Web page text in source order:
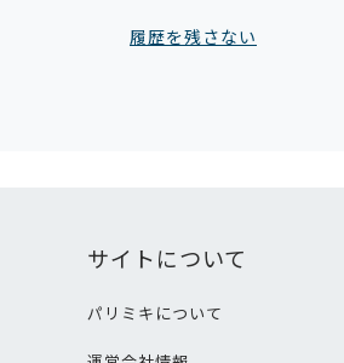
履歴を残さない
サイトについて
パリミキについて